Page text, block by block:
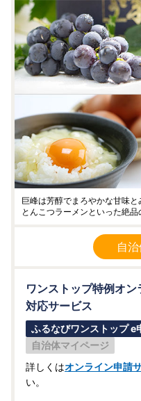
巨峰は芳醇でまろやかな甘味と
とんこつラーメンといった絶品
自
ワンストップ特例オン
対応サービス
ふるなびワンストップ e
自治体マイページ
詳しくはオンライン申請
い。